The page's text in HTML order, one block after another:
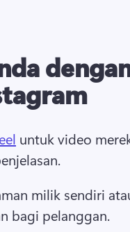
untuk video
milik sendiri
bagi pelanggan.